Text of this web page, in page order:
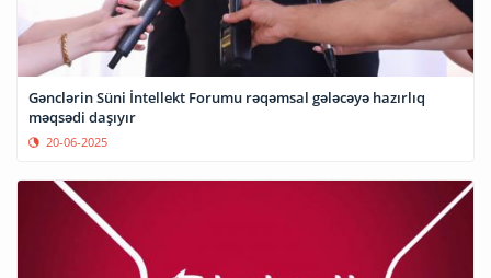
Gənclərin Süni İntellekt Forumu rəqəmsal gələcəyə hazırlıq
məqsədi daşıyır
20-06-2025